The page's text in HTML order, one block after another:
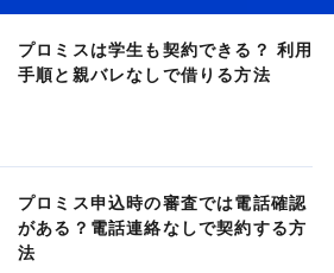
プロミスは学生も契約できる？ 利用
手順と親バレなしで借りる方法
プロミス申込時の審査では電話確認
がある？電話連絡なしで契約する方
法